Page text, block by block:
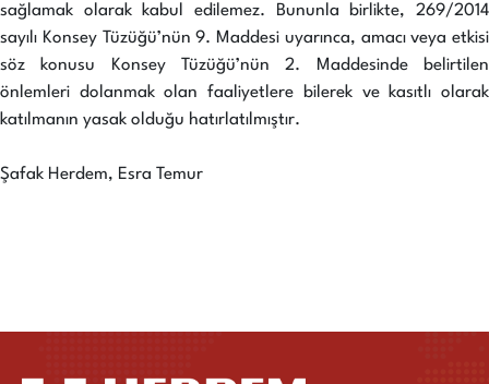
sağlamak olarak kabul edilemez. Bununla birlikte, 269/2014
sayılı Konsey Tüzüğü’nün 9. Maddesi uyarınca, amacı veya etkisi
söz konusu Konsey Tüzüğü’nün 2. Maddesinde belirtilen
önlemleri dolanmak olan faaliyetlere bilerek ve kasıtlı olarak
katılmanın yasak olduğu hatırlatılmıştır.
Şafak Herdem, Esra Temur